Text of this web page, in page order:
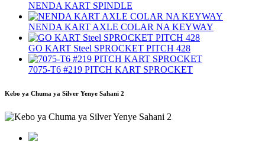
NENDA KART SPINDLE
NENDA KART AXLE COLAR NA KEYWAY
GO KART Steel SPROCKET PITCH 428
7075‐T6 #219 PITCH KART SPROCKET
Kebo ya Chuma ya Silver Yenye Sahani 2